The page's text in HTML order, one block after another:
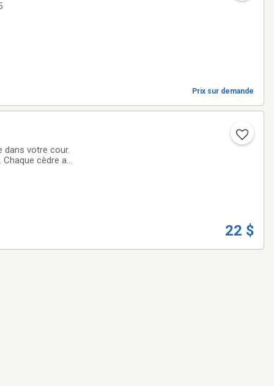
Prix sur demande
dans votre cour.
cèdre a
22 $